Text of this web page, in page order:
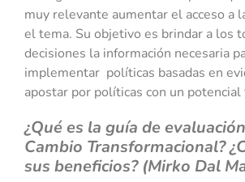
muy relevante aumentar el acceso a
el tema. Su objetivo es brindar a los
decisiones la información necesaria
implementar políticas basadas en
apostar por políticas con un
¿Qué es la guía de
Cambio Transformacional?
sus beneficios? (Mirko Dal